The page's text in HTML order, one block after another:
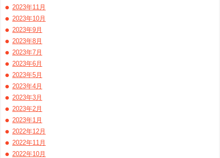
2023年11月
2023年10月
2023年9月
2023年8月
2023年7月
2023年6月
2023年5月
2023年4月
2023年3月
2023年2月
2023年1月
2022年12月
2022年11月
2022年10月